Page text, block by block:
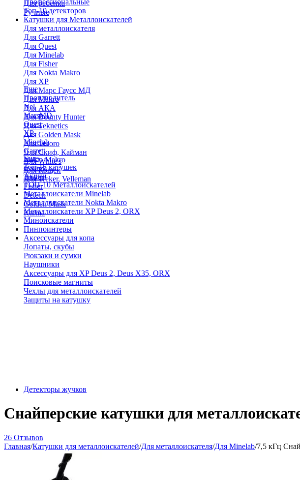
Для ребенка
Ручные
Профессиональные
Топ-10 детекторов
Катушки для Металлоискателей
Для металлоискателя
Для Garrett
Для Quest
Для Minelab
Для Fisher
Для Nokta Makro
Для XP
Для Марс Гаусс МД
Для Makro
Для АКА
Для Bounty Hunter
Для Teknetics
Для Golden Mask
Для Tesoro
Для Скиф, Кайман
Для White's
Для Кощей
Для Treker, Velleman
Еще
Производитель
Nel
MarsMD
Quest
XP
Minelab
Garrett
Nokta Makro
Coiltek
Treker
Fisher
Detech
Golden Mask
Karma
Еще
Топ-15 катушек
Акции
ТОП-10 Металлоискателей
Металлоискатели Minelab
Металлоискатели Nokta Makro
Металлоискатели XP Deus 2, ORX
Миноискатели
Пинпоинтеры
Аксессуары для копа
Лопаты, скубы
Рюкзаки и сумки
Наушники
Аксессуары для XP Deus 2, Deus X35, ORX
Поисковые магниты
Чехлы для металлоискателей
Защиты на катушку
Детекторы жучков
Снайперские катушки для
26 Отзывов
Главная/Катушки для металлоискателей/Для металлоискателя/Для Minelab/7,5 кГц